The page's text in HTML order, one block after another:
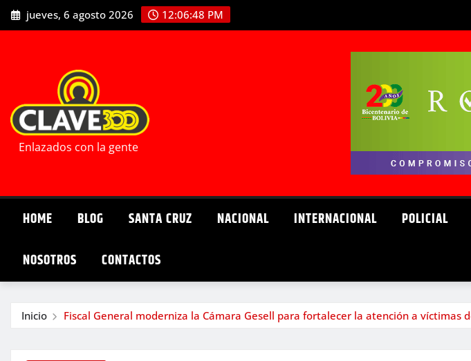
Saltar
al
jueves, 6 agosto 2026 12:06:50 PM
Enlazados con la gente
HOME BLOG SANTA CRUZ NACIONAL INTERNACIONAL POLICIAL
NOSOTROS CONTACTOS
Inicio Fiscal General moderniza la Cámara Gesell para fortalecer la atención a víctimas